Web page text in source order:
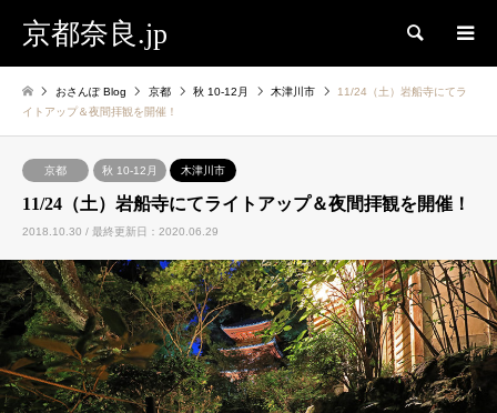
京都奈良.jp 検索
おさんぽ Blog 京都 秋 10-12月 木津川市
11/24（土）岩船寺にてラ
イトアップ＆夜間拝観を開催！
京都 秋 10-12月 木津川市
11/24（土）岩船寺にてライトアップ＆夜間拝観を開催！
2018.10.30 / 最終更新日：2020.06.29